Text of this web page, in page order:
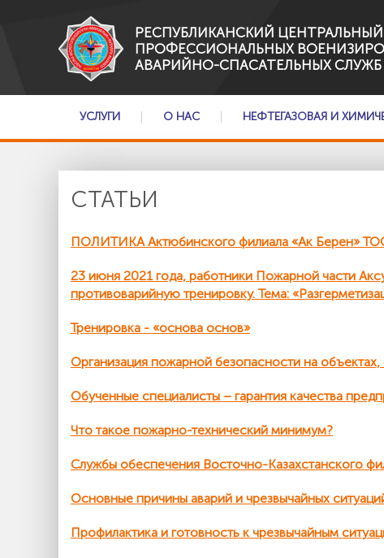
РЕСПУБЛИКАНСКИЙ
ПРОФЕССИОНАЛЬНЫХ
АВАРИЙНО-СПАСАТЕЛЬНЫХ СЛУЖБ
УСЛУГИ О НАС НЕФТЕГАЗОВАЯ И
СТАТЬИ
ПОЛИТИКА Актюбинского филиала «Ак Берен»
23 июня 2021 года, работники Пожарной части
противоварийную тренировку. Тема:
Тренировка - «основа основ»
Организация пожарной безопасности на
Обученные специалисты – гарантия качества
Что такое пожарно-технический минимум?
Службы обеспечения Восточно-Казахстанского
Основные причины аварий и чрезвычайных
Профилактика и готовность к чрезвычайным